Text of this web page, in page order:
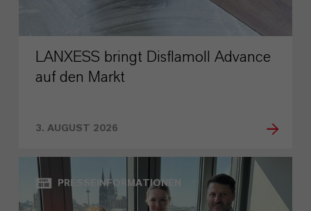
LANXESS bringt Disflamoll Advance
auf den Markt
3. AUGUST 2026
PRESSEINFORMATIONEN